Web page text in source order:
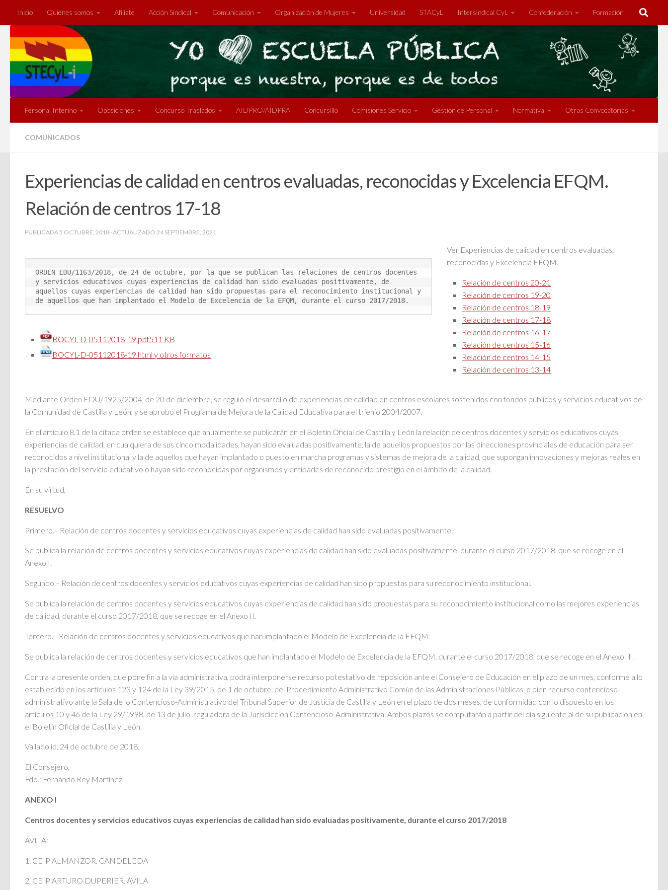
Saltar al contenido
Inicio Quiénes somos Afíliate Acción Sindical Comunicación Organización de Mujeres Universidad STACyL Intersindical CyL Confederación Formación
Personal Interino Oposiciones Concurso Traslados AIDPRO/AIDPRA Concursillo Comisiones Servicio Gestión de Personal Normativa Otras Convocatorias
COMUNICADOS
Experiencias de calidad en centros evaluadas, reconocidas y Excelencia EFQM.
Relación de centros 17-18
PUBLICADA 5 OCTUBRE, 2018 · ACTUALIZADO 24 SEPTIEMBRE, 2021
ORDEN EDU/1163/2018, de 24 de octubre, por la que se publican las relaciones de centros docentes
y servicios educativos cuyas experiencias de calidad han sido evaluadas positivamente, de
aquellos cuyas experiencias de calidad han sido propuestas para el reconocimiento institucional y
de aquellos que han implantado el Modelo de Excelencia de la EFQM, durante el curso 2017/2018.
BOCYL-D-05112018-19.pdf511 KB
BOCYL-D-05112018-19.html y otros formatos
Ver Experiencias de calidad en centros evaluadas,
reconocidas y Excelencia EFQM.
Relación de centros 20-21
Relación de centros 19-20
Relación de centros 18-19
Relación de centros 17-18
Relación de centros 16-17
Relación de centros 15-16
Relación de centros 14-15
Relación de centros 13-14
Mediante Orden EDU/1925/2004, de 20 de diciembre, se reguló el desarrollo de experiencias de calidad en centros escolares sostenidos con fondos públicos y servicios educativos de
la Comunidad de Castilla y León, y se aprobó el Programa de Mejora de la Calidad Educativa para el trienio 2004/2007.
En el artículo 8.1 de la citada orden se establece que anualmente se publicarán en el Boletín Oficial de Castilla y León la relación de centros docentes y servicios educativos cuyas
experiencias de calidad, en cualquiera de sus cinco modalidades, hayan sido evaluadas positivamente, la de aquellos propuestos por las direcciones provinciales de educación para ser
reconocidos a nivel institucional y la de aquellos que hayan implantado o puesto en marcha programas y sistemas de mejora de la calidad, que supongan innovaciones y mejoras reales en
la prestación del servicio educativo o hayan sido reconocidas por organismos y entidades de reconocido prestigio en el ámbito de la calidad.
En su virtud,
RESUELVO
Primero.– Relación de centros docentes y servicios educativos cuyas experiencias de calidad han sido evaluadas positivamente.
Se publica la relación de centros docentes y servicios educativos cuyas experiencias de calidad han sido evaluadas positivamente, durante el curso 2017/2018, que se recoge en el
Anexo I.
Segundo.– Relación de centros docentes y servicios educativos cuyas experiencias de calidad han sido propuestas para su reconocimiento institucional.
Se publica la relación de centros docentes y servicios educativos cuyas experiencias de calidad han sido propuestas para su reconocimiento institucional como las mejores experiencias
de calidad, durante el curso 2017/2018, que se recoge en el Anexo II.
Tercero.– Relación de centros docentes y servicios educativos que han implantado el Modelo de Excelencia de la EFQM.
Se publica la relación de centros docentes y servicios educativos que han implantado el Modelo de Excelencia de la EFQM, durante el curso 2017/2018, que se recoge en el Anexo III.
Contra la presente orden, que pone fin a la vía administrativa, podrá interponerse recurso potestativo de reposición ante el Consejero de Educación en el plazo de un mes, conforme a lo
establecido en los artículos 123 y 124 de la Ley 39/2015, de 1 de octubre, del Procedimiento Administrativo Común de las Administraciones Públicas, o bien recurso contencioso-
administrativo ante la Sala de lo Contencioso-Administrativo del Tribunal Superior de Justicia de Castilla y León en el plazo de dos meses, de conformidad con lo dispuesto en los
artículos 10 y 46 de la Ley 29/1998, de 13 de julio, reguladora de la Jurisdicción Contencioso-Administrativa. Ambos plazos se computarán a partir del día siguiente al de su publicación en
el Boletín Oficial de Castilla y León.
Valladolid, 24 de octubre de 2018.
El Consejero,
Fdo.: Fernando Rey Martínez
ANEXO I
Centros docentes y servicios educativos cuyas experiencias de calidad han sido evaluadas positivamente, durante el curso 2017/2018
ÁVILA:
1. CEIP ALMANZOR. CANDELEDA
2. CEIP ARTURO DUPERIER. ÁVILA